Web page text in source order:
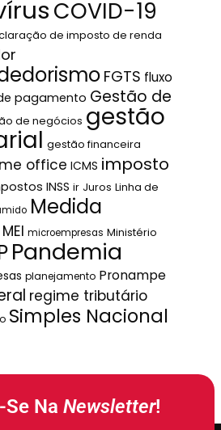
COVID-19
de imposto de renda
FGTS fluxo
pagamento Gestão de
de negócios gestão
gestão financeira
office ICMS imposto
INSS ir Juros Linha de
Medida
MEI microempresas Ministério
Pandemia
planejamento Pronampe
regime tributário
Simples Nacional
Na Newsletter!